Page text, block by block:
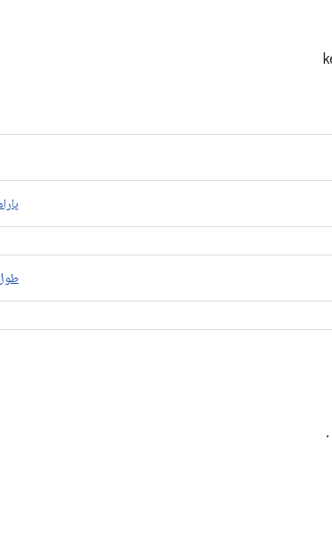
.